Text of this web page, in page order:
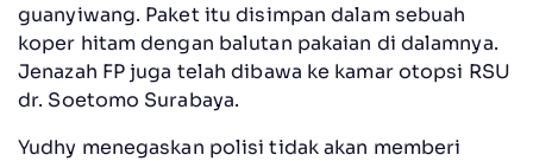
guanyiwang. Paket itu disimpan dalam sebuah
koper hitam dengan balutan pakaian di dalamnya.
Jenazah FP juga telah dibawa ke kamar otopsi RSU
dr. Soetomo Surabaya.
Yudhy menegaskan polisi tidak akan memberi